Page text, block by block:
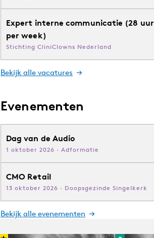
Expert interne communicatie (28 uur
per week)
Stichting CliniClowns Nederland
Bekijk alle vacatures
Evenementen
Dag van de Audio
1 oktober 2026 · Adformatie
CMO Retail
13 oktober 2026 · Doopsgezinde Singelkerk
Bekijk alle evenementen